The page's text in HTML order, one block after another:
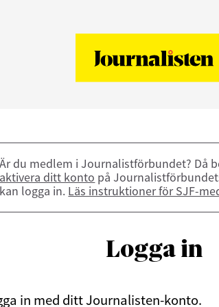
Är du medlem i Journalistförbundet? Då
aktivera ditt konto på
kan logga in. Läs instruktioner för SJF-
Logga in
in med ditt Journalisten-konto.